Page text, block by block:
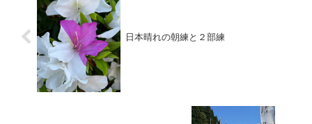
日本晴れの朝練と２部練